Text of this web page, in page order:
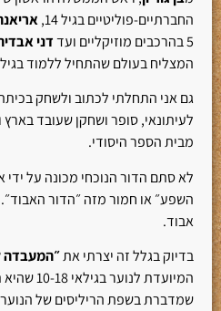
החברתיים-פוליטיים בגיל 14,
5 בהרכבים מוזיקליים ועד
דני
המצליח בעולם שהתחיל ללמוד בגיל 6. זה לא ״סתם״ קרה להם.
גם אני התחלתי לכתוב ולשחק
לעיתונאי, סופר ושחקן שעובד
מבית הספר היסודי.
לא סתם הדור הנוכחי מכונה על ידי
השפע״ או חמור מזה ״הדור
אבוד.
בדיוק בגלל זה יצרתי את״המעבדה
המיועדת